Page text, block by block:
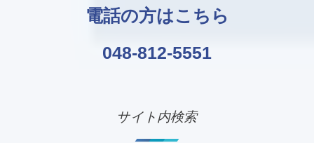
電話の方はこちら
048-812-5551
サイト内検索